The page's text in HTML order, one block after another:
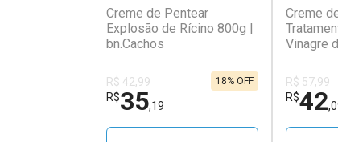
Creme de Pentear
Explosão de Rícino 800g |
bn.Cachos
R$ 42,99
R$35,19
18% OFF
Creme
Vinagre
R$ 57,99
R$42